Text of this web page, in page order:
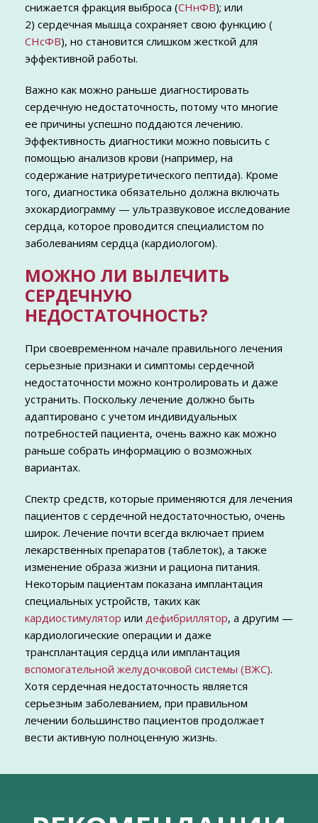
снижается фракция выброса (СНнФВ); или
2) сердечная мышца сохраняет свою функцию (
СНсФВ), но становится слишком жесткой для
эффективной работы.
Важно как можно раньше диагностировать
сердечную недостаточность, потому что многие
ее причины успешно поддаются лечению.
Эффективность диагностики можно повысить с
помощью анализов крови (например, на
содержание натриуретического пептида). Кроме
того, диагностика обязательно должна включать
эхокардиограмму — ультразвуковое исследование
сердца, которое проводится специалистом по
заболеваниям сердца (кардиологом).
МОЖНО ЛИ ВЫЛЕЧИТЬ
СЕРДЕЧНУЮ
НЕДОСТАТОЧНОСТЬ?
При своевременном начале правильного лечения
серьезные признаки и симптомы сердечной
недостаточности можно контролировать и даже
устранить. Поскольку лечение должно быть
адаптировано с учетом индивидуальных
потребностей пациента, очень важно как можно
раньше собрать информацию о возможных
вариантах.
Спектр средств, которые применяются для лечения
пациентов с сердечной недостаточностью, очень
широк. Лечение почти всегда включает прием
лекарственных препаратов (таблеток), а также
изменение образа жизни и рациона питания.
Некоторым пациентам показана имплантация
специальных устройств, таких как
кардиостимулятор или дефибриллятор, а другим —
кардиологические операции и даже
трансплантация сердца или имплантация
вспомогательной желудочковой системы (ВЖС).
Хотя сердечная недостаточность является
серьезным заболеванием, при правильном
лечении большинство пациентов продолжает
вести активную полноценную жизнь.